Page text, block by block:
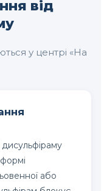
від
у центрі «На
або